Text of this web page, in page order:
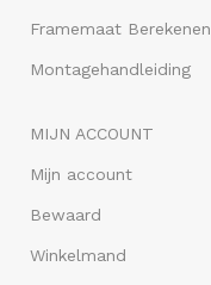
Framemaat Berekenen
Montagehandleiding
MIJN ACCOUNT
Mijn account
Bewaard
Winkelmand